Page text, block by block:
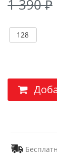
1 390 ₽
128